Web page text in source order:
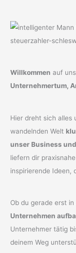
Willkommen auf
Unternehmertum,
Hier dreht sich alles
wandelnden Welt
unser Business
liefern dir
inspirierende Ideen,
Ob du gerade erst
Unternehmen
Unternehmer tätig
deinem Weg